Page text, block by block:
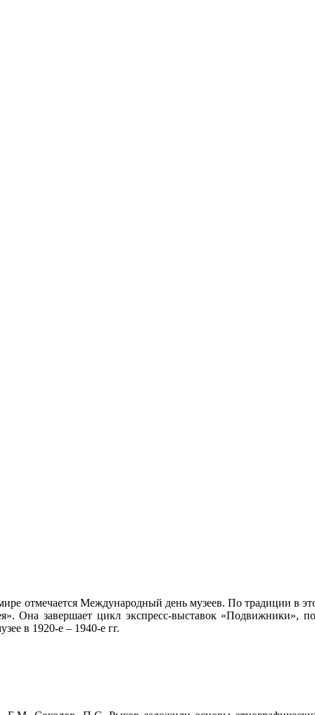
отмечается Международный день музеев. По традиции в
Она завершает цикл экспресс-выставок «Подвижники»,
в 1920-е – 1940-е гг.